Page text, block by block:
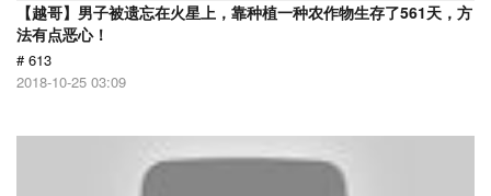
【越哥】男子被遗忘在火星上，靠种植一种农作物生存了561天，方
法有点恶心！
# 613
2018-10-25 03:09